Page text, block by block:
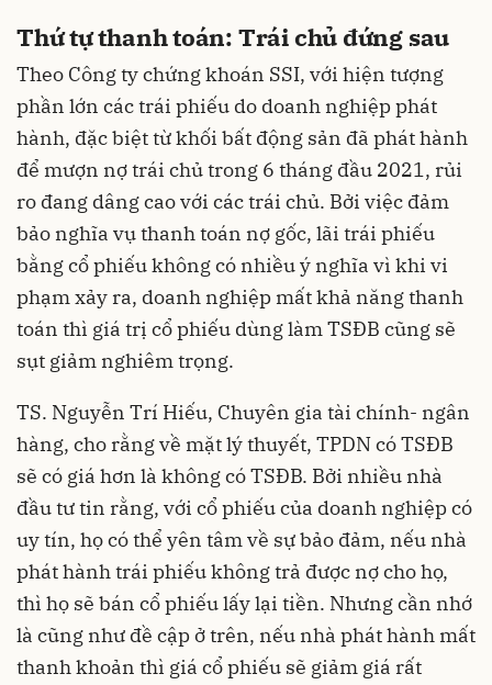
Thứ tự thanh toán: Trái chủ đứng sau
Theo Công ty chứng khoán SSI, với hiện tượng
phần lớn các trái phiếu do doanh nghiệp phát
hành, đặc biệt từ khối bất động sản đã phát hành
để mượn nợ trái chủ trong 6 tháng đầu 2021, rủi
ro đang dâng cao với các trái chủ. Bởi việc đảm
bảo nghĩa vụ thanh toán nợ gốc, lãi trái phiếu
bằng cổ phiếu không có nhiều ý nghĩa vì khi vi
phạm xảy ra, doanh nghiệp mất khả năng thanh
toán thì giá trị cổ phiếu dùng làm TSĐB cũng sẽ
sụt giảm nghiêm trọng.
TS. Nguyễn Trí Hiếu, Chuyên gia tài chính- ngân
hàng, cho rằng về mặt lý thuyết, TPDN có TSĐB
sẽ có giá hơn là không có TSĐB. Bởi nhiều nhà
đầu tư tin rằng, với cổ phiếu của doanh nghiệp có
uy tín, họ có thể yên tâm về sự bảo đảm, nếu nhà
phát hành trái phiếu không trả được nợ cho họ,
thì họ sẽ bán cổ phiếu lấy lại tiền. Nhưng cần nhớ
là cũng như đề cập ở trên, nếu nhà phát hành mất
thanh khoản thì giá cổ phiếu sẽ giảm giá rất